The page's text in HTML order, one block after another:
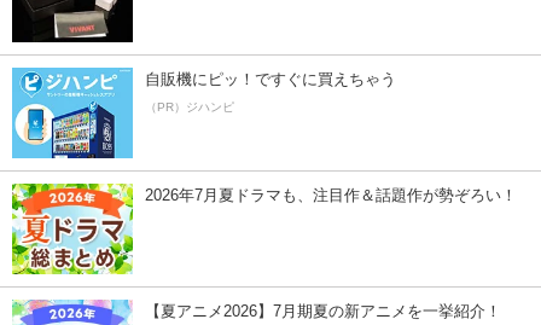
自販機にピッ！ですぐに買えちゃう
（PR）ジハンピ
2026年7月夏ドラマも、注目作＆話題作が勢ぞろい！
【夏アニメ2026】7月期夏の新アニメを一挙紹介！